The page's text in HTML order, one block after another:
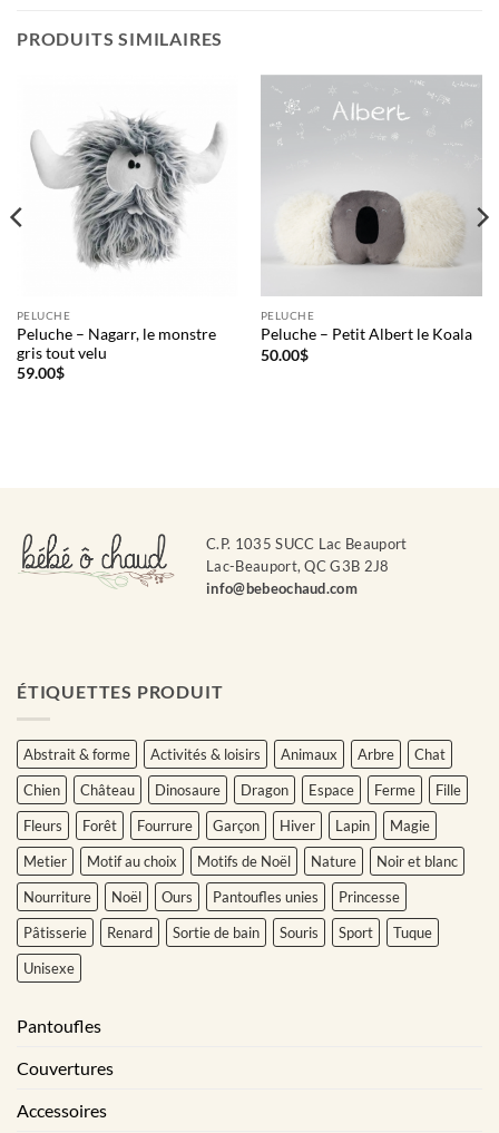
PRODUITS SIMILAIRES
PELUCHE
Peluche – Nagarr, le monstre
gris tout velu
59.00$
PELUCHE
Peluche – Petit Albert le Koala
50.00$
C.P. 1035 SUCC Lac Beauport
Lac-Beauport, QC G3B 2J8
info@bebeochaud.com
ÉTIQUETTES PRODUIT
Abstrait & forme Activités & loisirs Animaux Arbre
Chat
Chien
Château Dinosaure Dragon Espace Ferme
Fille
Fleurs
Forêt Fourrure Garçon Hiver Lapin
Magie
Metier
Motif au choix Motifs de Noël Nature
Noir et blanc
Nourriture
Noël Ours Pantoufles unies
Princesse
Pâtisserie
Renard Sortie de bain Souris Sport
Tuque
Unisexe
Pantoufles
Couvertures
Accessoires